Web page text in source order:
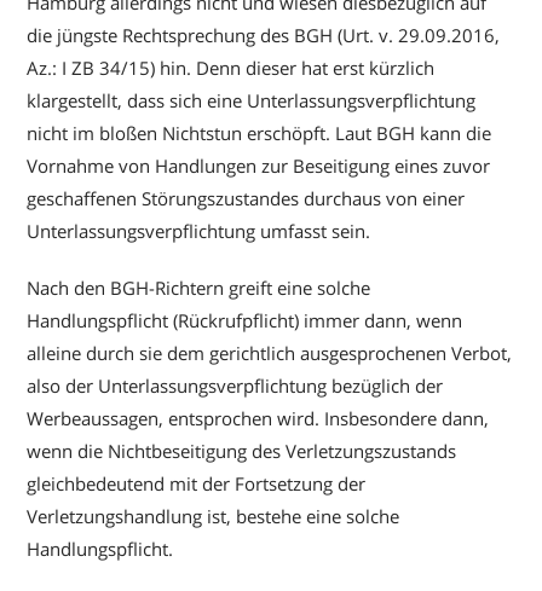
die jüngste Rechtsprechung des BGH (Urt. v. 29.09.2016,
Az.: I ZB 34/15) hin. Denn dieser hat erst kürzlich
klargestellt, dass sich eine Unterlassungsverpflichtung
nicht im bloßen Nichtstun erschöpft. Laut BGH kann die
Vornahme von Handlungen zur Beseitigung eines zuvor
geschaffenen Störungszustandes durchaus von einer
Unterlassungsverpflichtung umfasst sein.
Nach den BGH-Richtern greift eine solche
Handlungspflicht (Rückrufpflicht) immer dann, wenn
alleine durch sie dem gerichtlich ausgesprochenen Verbot,
also der Unterlassungsverpflichtung bezüglich der
Werbeaussagen, entsprochen wird. Insbesondere dann,
wenn die Nichtbeseitigung des Verletzungszustands
gleichbedeutend mit der Fortsetzung der
Verletzungshandlung ist, bestehe eine solche
Handlungspflicht.